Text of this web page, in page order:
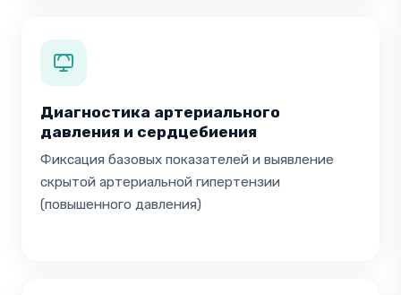
Диагностика артериального
давления и сердцебиения
Фиксация базовых показателей и выявление
скрытой артериальной гипертензии
(повышенного давления)